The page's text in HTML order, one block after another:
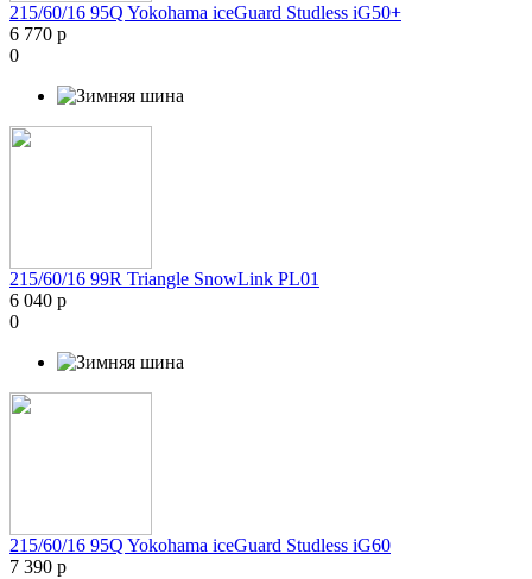
215/60/16 95Q Yokohama iceGuard Studless iG50+
6 770 р
0
215/60/16 99R Triangle SnowLink PL01
6 040 р
0
215/60/16 95Q Yokohama iceGuard Studless iG60
7 390 р